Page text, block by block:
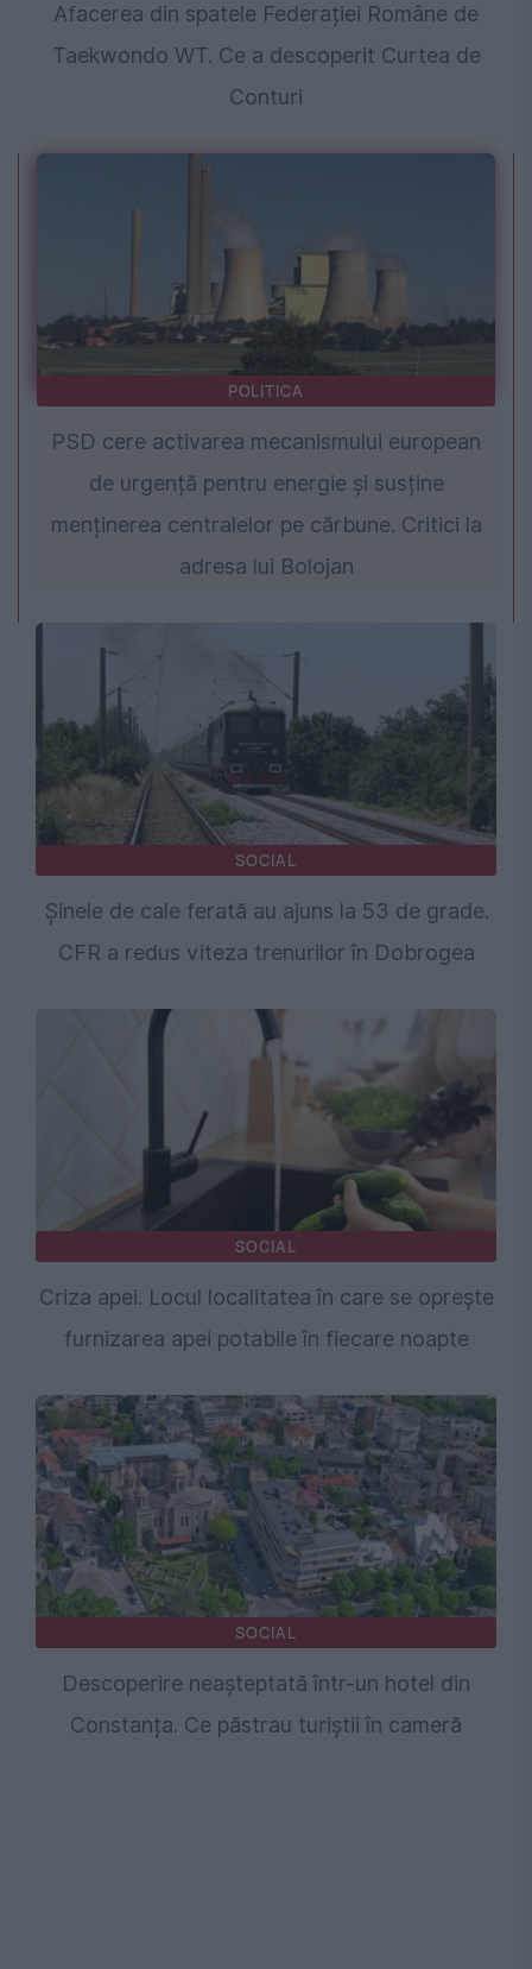
Afacerea din spatele Federației Române de
Taekwondo WT. Ce a descoperit Curtea de
Conturi
POLITICA
PSD cere activarea mecanismului european
de urgență pentru energie și susține
menținerea centralelor pe cărbune. Critici la
adresa lui Bolojan
SOCIAL
Șinele de cale ferată au ajuns la 53 de grade.
CFR a redus viteza trenurilor în Dobrogea
SOCIAL
Criza apei. Locul localitatea în care se oprește
furnizarea apei potabile în fiecare noapte
SOCIAL
Descoperire neașteptată într-un hotel din
Constanța. Ce păstrau turiștii în cameră